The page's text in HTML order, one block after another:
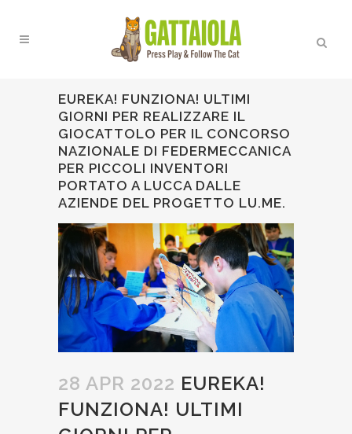
EUREKA! FUNZIONA! ULTIMI
GIORNI PER REALIZZARE IL
GIOCATTOLO PER IL CONCORSO
NAZIONALE DI FEDERMECCANICA
PER PICCOLI INVENTORI
PORTATO A LUCCA DALLE
AZIENDE DEL PROGETTO LU.ME.
28 APR 2022 EUREKA!
FUNZIONA! ULTIMI